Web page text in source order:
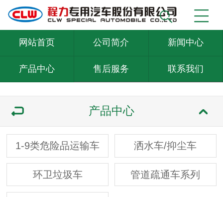
网站首页 公司简介 新闻中心
产品中心 售后服务 联系我们
产品中心
1-9类危险品运输车 洒水车/抑尘车
环卫垃圾车 管道疏通车系列